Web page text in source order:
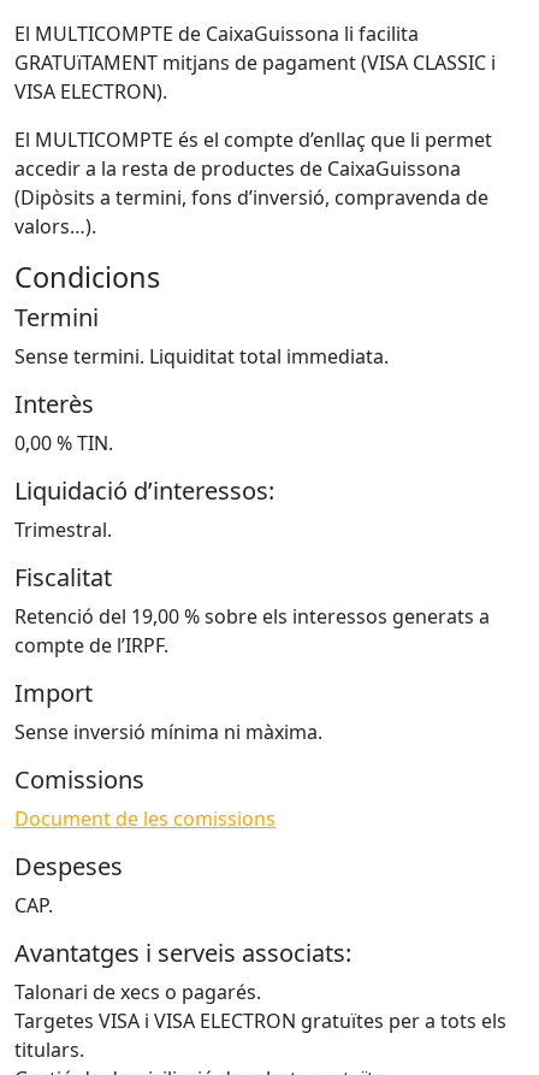
El MULTICOMPTE de CaixaGuissona li facilita
GRATUïTAMENT mitjans de pagament (VISA CLASSIC i
VISA ELECTRON).
El MULTICOMPTE és el compte d’enllaç que li permet
accedir a la resta de productes de CaixaGuissona
(Dipòsits a termini, fons d’inversió, compravenda de
valors…).
Condicions
Termini
Sense termini. Liquiditat total immediata.
Interès
0,00 % TIN.
Liquidació d’interessos:
Trimestral.
Fiscalitat
Retenció del 19,00 % sobre els interessos generats a
compte de l’IRPF.
Import
Sense inversió mínima ni màxima.
Comissions
Document de les comissions
Despeses
CAP.
Avantatges i serveis associats:
Talonari de xecs o pagarés.
Targetes VISA i VISA ELECTRON gratuïtes per a tots els
titulars.